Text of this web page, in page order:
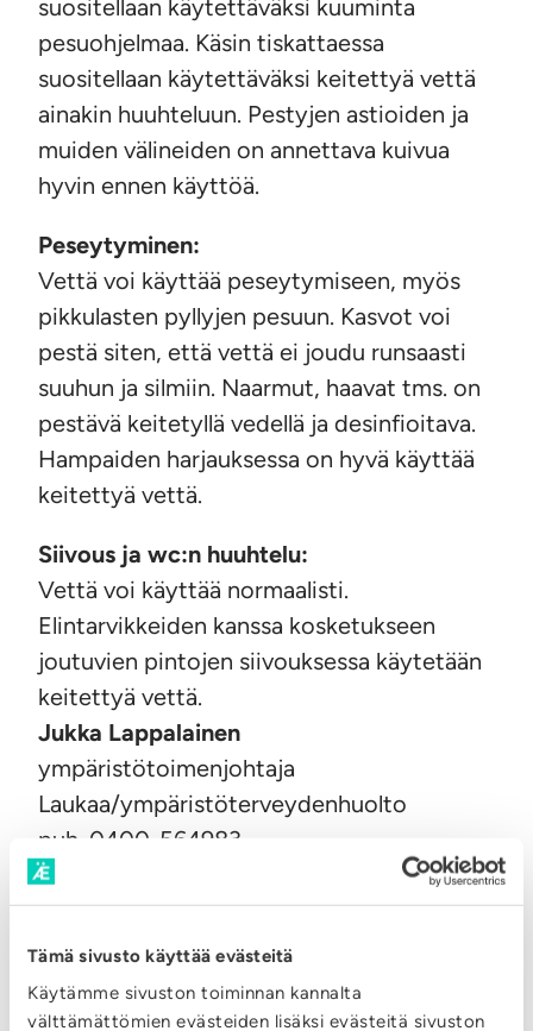
Tämä sivusto käyttää evästeitä
Käytämme sivuston toiminnan kannalta
välttämättömien evästeiden lisäksi evästeitä sivuston
suositellaan käytettäväksi kuuminta
pesuohjelmaa. Käsin tiskattaessa
suositellaan käytettäväksi keitettyä vettä
ainakin huuhteluun. Pestyjen astioiden ja
muiden välineiden on annettava kuivua
hyvin ennen käyttöä.
Peseytyminen:
Vettä voi käyttää peseytymiseen, myös
pikkulasten pyllyjen pesuun. Kasvot voi
pestä siten, että vettä ei joudu runsaasti
suuhun ja silmiin. Naarmut, haavat tms. on
pestävä keitetyllä vedellä ja desinfioitava.
Hampaiden harjauksessa on hyvä käyttää
keitettyä vettä.
Siivous ja wc:n huuhtelu:
Vettä voi käyttää normaalisti.
Elintarvikkeiden kanssa kosketukseen
joutuvien pintojen siivouksessa käytetään
keitettyä vettä.
Jukka Lappalainen
ympäristötoimenjohtaja
Laukaa/ympäristöterveydenhuolto
puh. 0400-564983,
jukka.lappalainen@laukaa.fi